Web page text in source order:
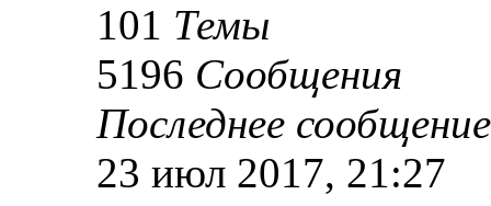
101 Темы
5196 Сообщения
Последнее сообщение
23 июл 2017, 21:27